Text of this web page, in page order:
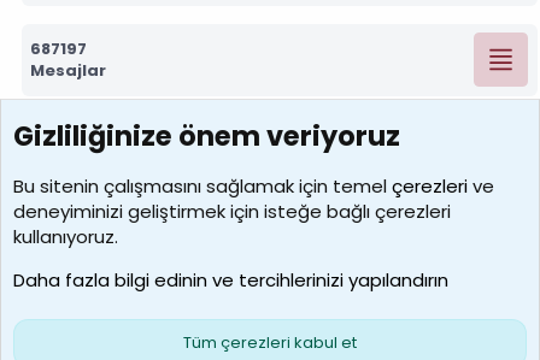
687197
Mesajlar
7388
Kullanıcılar
borabekirogluu
Son üye
Çerezler
S
Gizliliğinize önem veriyoruz
Bu sitenin çalışmasını sağlamak için temelçerezlerive
deneyiminizi geliştirmek için isteğe bağlı çerezleri
kullanıyoruz.
Daha fazla bilgi edinin ve tercihlerinizi yapılandırın
Tüm çerezleri kabul et